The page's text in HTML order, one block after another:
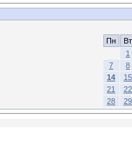
Пн
Вт
1
7
8
14
15
21
22
28
29